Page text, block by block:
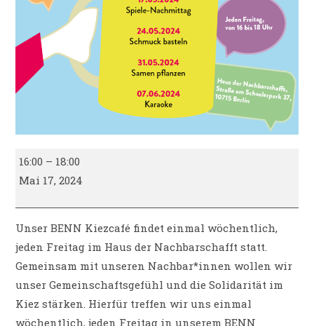
BENN
Wilmersdorf
BENN
Kiezcafé
16:00 – 18:00
Mai 17, 2024
Unser BENN Kiezcafé findet einmal wöchentlich,
jeden Freitag im Haus der Nachbarschafft statt.
Gemeinsam mit unseren Nachbar*innen wollen wir
unser Gemeinschaftsgefühl und die Solidarität im
Kiez stärken. Hierfür treffen wir uns einmal
wöchentlich, jeden Freitag in unserem BENN